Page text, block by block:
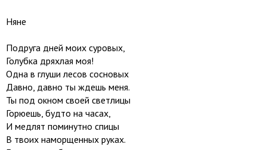
Няне
Подруга дней моих суровых,
Голубка дряхлая моя!
Одна в глуши лесов сосновых
Давно, давно ты ждешь меня.
Ты под окном своей светлицы
Горюешь, будто на часах,
И медлят поминутно спицы
В твоих наморщенных руках.